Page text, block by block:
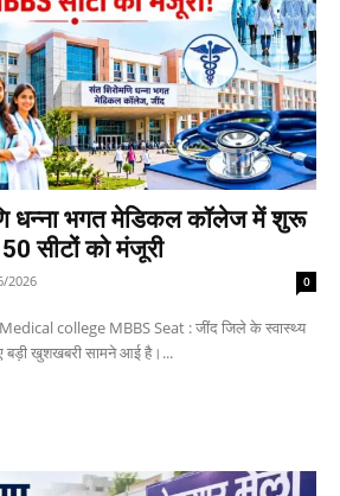
धन्ना भगत मेडिकल कॉलेज में शुरू
सीटों को मंजूरी
2026 0
college MBBS Seat : जींद जिले के स्वास्थ्य
बड़ी खुशखबरी सामने आई है।...